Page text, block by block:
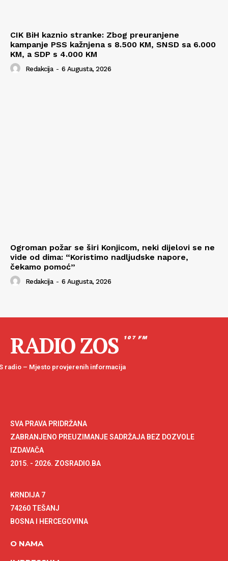
CIK BiH kaznio stranke: Zbog preuranjene
kampanje PSS kažnjena s 8.500 KM, SNSD sa 6.000
KM, a SDP s 4.000 KM
Redakcija - 6 Augusta, 2026
Ogroman požar se širi Konjicom, neki dijelovi se ne
vide od dima: “Koristimo nadljudske napore,
čekamo pomoć”
Redakcija - 6 Augusta, 2026
RADIO ZOS 107 FM
radio – Mjesto provjerenih informacija
SVA PRAVA PRIDRŽANA
ZABRANJENO PREUZIMANJE SADRŽAJA BEZ DOZVOLE
IZDAVAČA
2015. - 2026. ZOSRADIO.BA
KRNDIJA 7
74260 TEŠANJ
BOSNA I HERCEGOVINA
O NAMA